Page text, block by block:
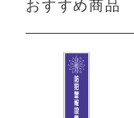
おすすめ商品